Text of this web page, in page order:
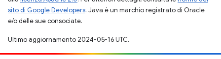
sito di Google Developers. Java è un marchio registrato di Oracle
e/o delle sue consociate.
Ultimo aggiornamento 2024-05-16 UTC.